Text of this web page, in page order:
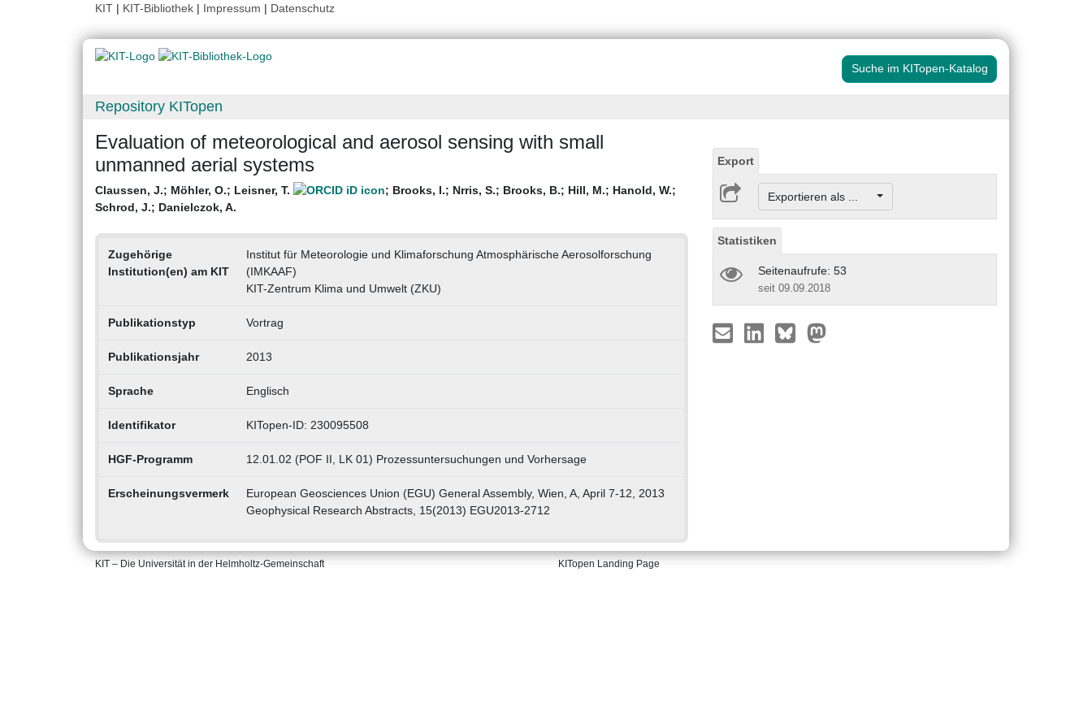
KIT | KIT-Bibliothek | Impressum | Datenschutz
Suche im KITopen-Katalog
Repository KITopen
Evaluation of meteorological and aerosol sensing with small
unmanned aerial systems
Claussen, J.; Möhler, O.; Leisner, T. ; Brooks, I.; Nrris, S.; Brooks, B.; Hill, M.; Hanold, W.;
Schrod, J.; Danielczok, A.
Zugehörige
Institution(en) am KIT
Institut für Meteorologie und Klimaforschung Atmosphärische Aerosolforschung
(IMKAAF)
KIT-Zentrum Klima und Umwelt (ZKU)
Publikationstyp Vortrag
Publikationsjahr 2013
Sprache Englisch
Identifikator KITopen-ID: 230095508
HGF-Programm 12.01.02 (POF II, LK 01) Prozessuntersuchungen und Vorhersage
Erscheinungsvermerk
European Geosciences Union (EGU) General Assembly, Wien, A, April 7-12, 2013
Geophysical Research Abstracts, 15(2013) EGU2013-2712
Export
Exportieren als ...
Statistiken
Seitenaufrufe: 53
seit 09.09.2018
KIT – Die Universität in der Helmholtz-Gemeinschaft KITopen Landing Page